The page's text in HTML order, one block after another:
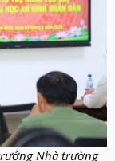
Nhà trường